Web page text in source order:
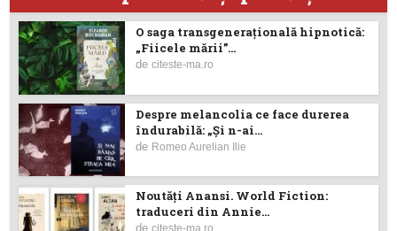
O saga transgenerațională hipnotică:
„Fiicele mării”...
deciteste-ma.ro
Despre melancolia ce face durerea
îndurabilă: „Și n-ai...
de Romeo Aurelian Ilie
Noutăţi Anansi. World Fiction:
traduceri din Annie...
de